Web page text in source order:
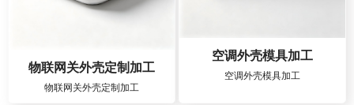
物联网关外壳定制加工
物联网关外壳定制加工
空调外壳模具加工
空调外壳模具加工